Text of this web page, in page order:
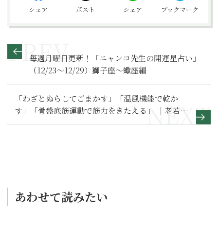
シェア ポスト シェア ブックマーク
毎週月曜日更新！「ニャンコ先生の開運星占い」
（12/23～12/29）獅子座～蠍座編
「わざとぬらしてごまかす」「温風機能で乾か
す」「骨盤底筋運動で筋力をきたえる」 ｜老若男
女4000人に聞いた「尿もれ」トラブル対処法
あわせて読みたい